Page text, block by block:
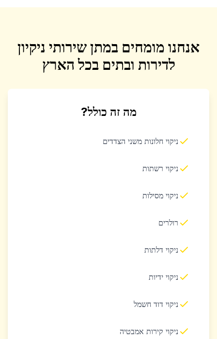
אנחנו מומחים במתן שירותי ניקיון
לדירות ובתים בכל הארץ
מה זה כולל?
ניקוי חלונות משני הצדדים
ניקוי רשתות
ניקוי מסילות
רולרים
ניקוי דלתות
ניקוי ידיות
ניקוי דוד חשמל
ניקוי קירות אמבטיה